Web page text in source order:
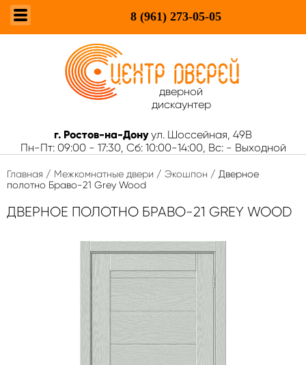
8 (961) 273-05-05
дверной
дискаунтер
г. Ростов-на-Дону ул. Шоссейная, 49В
Пн-Пт: 09:00 - 17:30, Сб: 10:00-14:00, Вс: - Выходной
Главная / Межкомнатные двери / Экошпон / Дверное
полотно Браво-21 Grey Wood
ДВЕРНОЕ ПОЛОТНО БРАВО-21 GREY WOOD